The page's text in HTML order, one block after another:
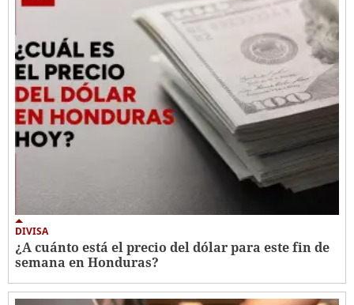
DIVISA
¿A cuánto está el precio del dólar para este fin de
semana en Honduras?